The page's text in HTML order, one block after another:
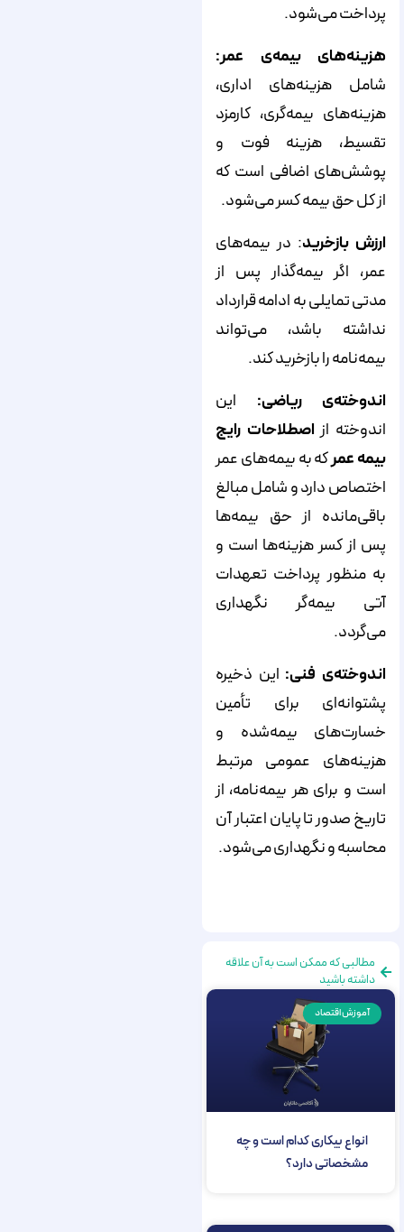
پرداخت می‌شود.
هزینه‌های بیمه‌ی عمر:
شامل هزینه‌های اداری،
هزینه‌های بیمه‌گری، کارمزد
تقسیط، هزینه فوت و
پوشش‌های اضافی است که
از کل حق بیمه کسر می‌شود.
ارزش بازخرید: در بیمه‌های
عمر، اگر بیمه‌گذار پس از
مدتی تمایلی به ادامه قرارداد
نداشته باشد، می‌تواند
بیمه‌نامه را بازخرید کند.
اندوخته‌ی ریاضی: این
اندوخته ازاصطلاحات رایج
بیمه عمرکه به بیمه‌های عمر
اختصاص دارد و شامل مبالغ
باقی‌مانده از حق بیمه‌ها
پس از کسر هزینه‌ها است و
به منظور پرداخت تعهدات
آتی بیمه‌گر نگهداری
می‌گردد.
اندوخته‌ی فنی: این ذخیره
پشتوانه‌ای برای تأمین
خسارت‌های بیمه‌شده و
هزینه‌های عمومی مرتبط
است و برای هر بیمه‌نامه، از
تاریخ صدور تا پایان اعتبار آن
محاسبه و نگهداری می‌شود.
مطالبی که ممکن است به آن علاقه
داشته باشید
آموزش اقتصاد
انواع بیکاری کدام است و چه
مشخصاتی دارد؟